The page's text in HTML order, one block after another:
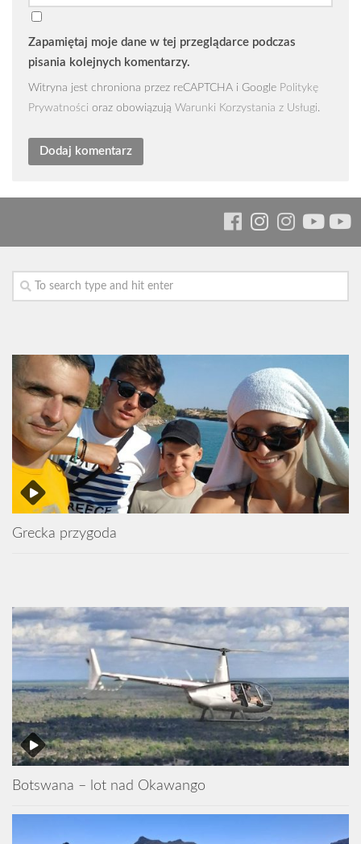
Zapamiętaj moje dane w tej przeglądarce podczas
pisania kolejnych komentarzy.
Witryna jest chroniona przez reCAPTCHA i Google Politykę
Prywatności oraz obowiązują Warunki Korzystania z Usługi.
Grecka przygoda
Botswana – lot nad Okawango